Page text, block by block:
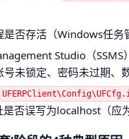
是否存活（Windows任
Studio（
未锁定、密码未过期、
否误写为localhost（应